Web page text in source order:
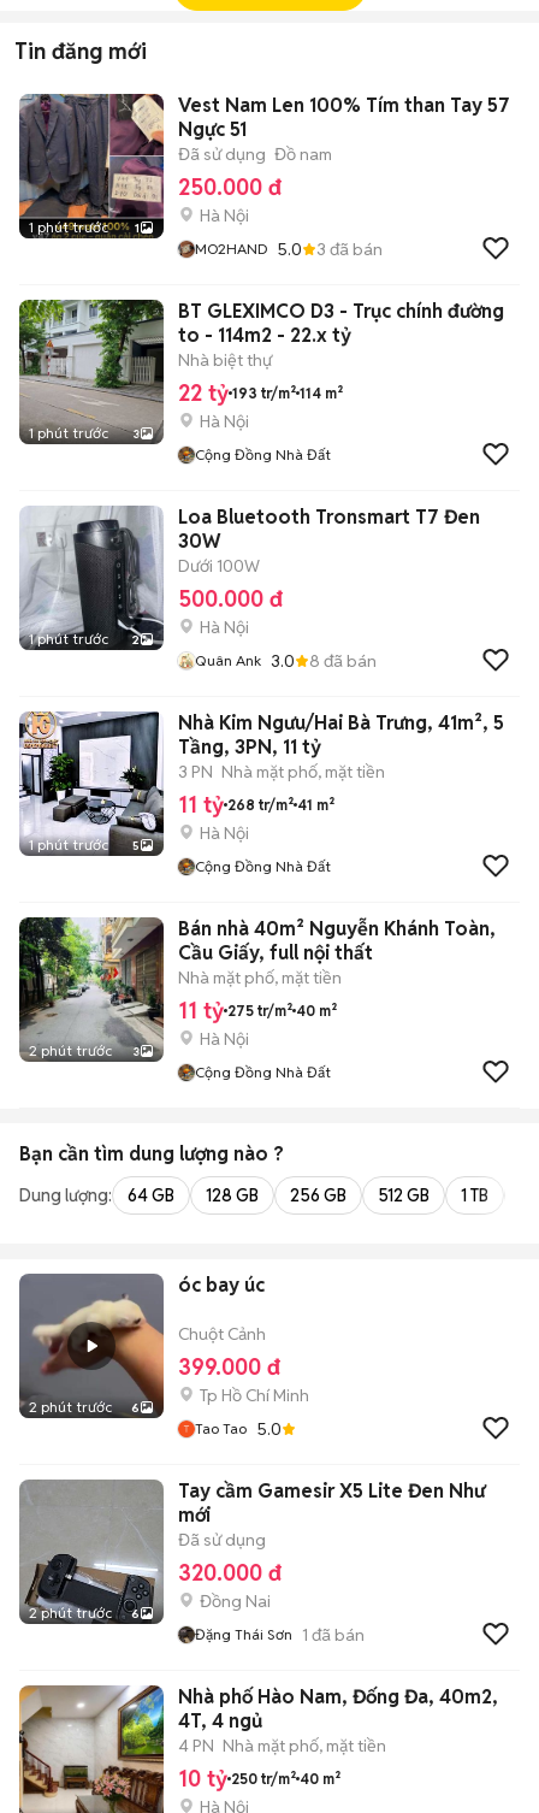
Tin đăng mới
1 phút trước 1
Vest Nam Len 100% Tím than Tay 57
Ngực 51
Đã sử dụng Đồ nam
250.000 đ
Hà Nội
MO2HAND 5.0 3 đã bán
1 phút trước 3
BT GLEXIMCO D3 - Trục chính đường
to - 114m2 - 22.x tỷ
Nhà biệt thự
22 tỷ 193 tr/m² 114 m²
Hà Nội
Cộng Đồng Nhà Đất
1 phút trước 2
Loa Bluetooth Tronsmart T7 Đen
30W
Dưới 100W
500.000 đ
Hà Nội
Quân Ank 3.0 8 đã bán
1 phút trước 5
Nhà Kim Ngưu/Hai Bà Trưng, 41m², 5
Tầng, 3PN, 11 tỷ
3 PN Nhà mặt phố, mặt tiền
11 tỷ 268 tr/m² 41 m²
Hà Nội
Cộng Đồng Nhà Đất
2 phút trước 3
Bán nhà 40m² Nguyễn Khánh Toàn,
Cầu Giấy, full nội thất
Nhà mặt phố, mặt tiền
11 tỷ 275 tr/m² 40 m²
Hà Nội
Cộng Đồng Nhà Đất
Bạn cần tìm dung lượng nào ?
Dung lượng: 64 GB 128 GB 256 GB 512 GB 1 TB
2 phút trước 6
óc bay úc
Chuột Cảnh
399.000 đ
Tp Hồ Chí Minh
Tao Tao 5.0
2 phút trước 6
Tay cầm Gamesir X5 Lite Đen Như
mới
Đã sử dụng
320.000 đ
Đồng Nai
Đặng Thái Sơn 1 đã bán
Nhà phố Hào Nam, Đống Đa, 40m2,
4T, 4 ngủ
4 PN Nhà mặt phố, mặt tiền
10 tỷ 250 tr/m² 40 m²
Hà Nội